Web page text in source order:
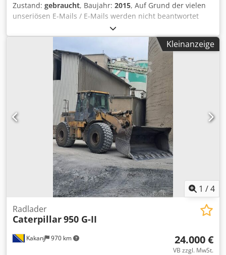
Zustand: gebraucht, Baujahr: 2015, Auf Grund der vielen
unseriösen E-Mails / E-Mails werden nicht beantwortet
Dksdpfx Aeztlhqol Sor WhatsApp
"IRRTÜMER,SCHREIBFEHLER UND ZWISCHENVERKAUF
VORBEHALTEN"
Kleinanzeige
1 /4
Kakanj 970 km
Radlader
Caterpillar950 G-II
24.000 €
VB zzgl. MwSt.